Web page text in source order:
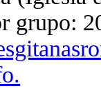
grupo: